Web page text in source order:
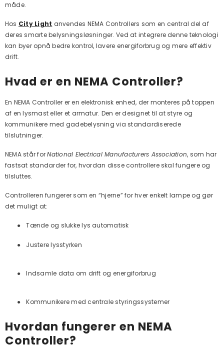
måde.
Hos City Light anvendes NEMA Controllers som en central del af
deres smarte belysningsløsninger. Ved at integrere denne teknologi
kan byer opnå bedre kontrol, lavere energiforbrug og mere effektiv
drift.
Hvad er en NEMA Controller?
En NEMA Controller er en elektronisk enhed, der monteres på toppen
af en lysmast eller et armatur. Den er designet til at styre og
kommunikere med gadebelysning via standardiserede
tilslutninger.
NEMA står forNational Electrical Manufacturers Association, som har
fastsat standarder for, hvordan disse controllere skal fungere og
tilsluttes.
Controlleren fungerer som en “hjerne” for hver enkelt lampe og gør
det muligt at:
● Tænde og slukke lys automatisk
● Justere lysstyrken
● Indsamle data om drift og energiforbrug
● Kommunikere med centrale styringssystemer
Hvordan fungerer en NEMA
Controller?